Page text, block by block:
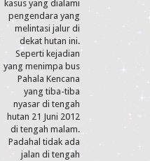
kasus yang dialami
pengendara yang
melintasi jalur di
dekat hutan ini.
Seperti kejadian
yang menimpa bus
Pahala Kencana
yang tiba-tiba
nyasar di tengah
hutan 21 Juni 2012
di tengah malam.
Padahal tidak ada
jalan di tengah